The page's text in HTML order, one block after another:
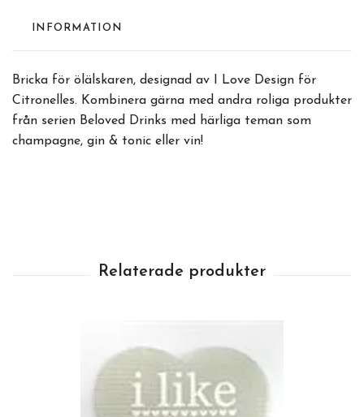
INFORMATION
Bricka för ölälskaren, designad av I Love Design för
Citronelles. Kombinera gärna med andra roliga produkter
från serien Beloved Drinks med härliga teman som
champagne, gin & tonic eller vin!